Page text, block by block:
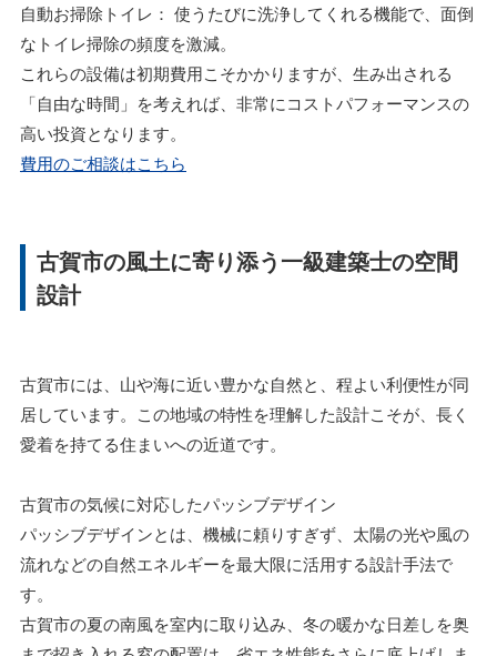
自動お掃除トイレ： 使うたびに洗浄してくれる機能で、面倒
なトイレ掃除の頻度を激減。
これらの設備は初期費用こそかかりますが、生み出される
「自由な時間」を考えれば、非常にコストパフォーマンスの
高い投資となります。
費用のご相談はこちら
古賀市の風土に寄り添う一級建築士の空間
設計
古賀市には、山や海に近い豊かな自然と、程よい利便性が同
居しています。この地域の特性を理解した設計こそが、長く
愛着を持てる住まいへの近道です。
古賀市の気候に対応したパッシブデザイン
パッシブデザインとは、機械に頼りすぎず、太陽の光や風の
流れなどの自然エネルギーを最大限に活用する設計手法で
す。
古賀市の夏の南風を室内に取り込み、冬の暖かな日差しを奥